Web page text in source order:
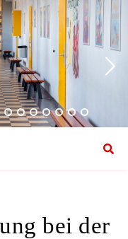
bei der